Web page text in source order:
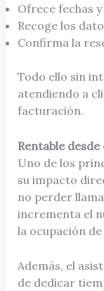
Ofrece fechas
Recoge los
Confirma la
Todo ello sin
atendiendo a
facturación.
Rentable
Uno de los
su impacto
no perder
incrementa el
la ocupación de
Además, el
de dedicar